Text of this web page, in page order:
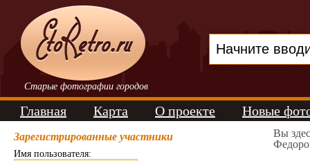
Старые фотографии городов
Главная Карта О проекте Новые
Зарегистрированные участники
Имя пользователя:
Вы